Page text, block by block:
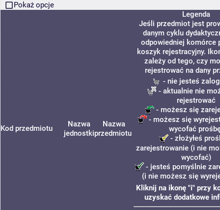
Pokaż opcje
Kod przedmiotu
Nazwa
jednostki
Nazwa
przedmiotu
Legenda
Jeśli przedmiot jest
danym cyklu
odpowiedniej komórce
koszyk rejestracyjny.
zależy od tego, czy
rejestrować na dany
- nie jesteś
- aktualnie nie
rejestrować
- możesz się
- możesz się
wycofać
- złożyłeś
zarejestrowanie (i nie
wycofać)
- jesteś pomyślnie
(i nie możesz się
Kliknij na ikonę "i" przy
uzyskać dodatkowe